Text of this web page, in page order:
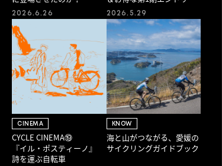
2026.6.26
は5/31まで！〜
2026.5.29
CINEMA
CYCLE CINEMA⑲
『イル・ポスティーノ』
詩を運ぶ自転車
KNOW
海と山がつながる、愛媛の
サイクリングガイドブック